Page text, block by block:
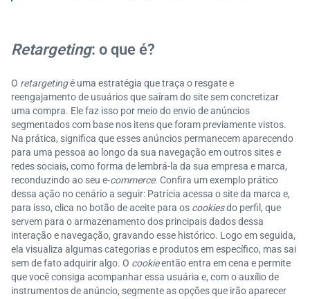
Retargeting: o que é?
O retargetingé uma estratégia que traça o resgate e
reengajamento de usuários que saíram do site sem concretizar
uma compra. Ele faz isso por meio do envio de anúncios
segmentados com base nos itens que foram previamente vistos.
Na prática, significa que esses anúncios permanecem aparecendo
para uma pessoa ao longo da sua navegação em outros sites e
redes sociais, como forma de lembrá-la da sua empresa e marca,
reconduzindo ao seu e-commerce. Confira um exemplo prático
dessa ação no cenário a seguir: Patrícia acessa o site da marca e,
para isso, clica no botão de aceite para os cookiesdo perfil, que
servem para o armazenamento dos principais dados dessa
interação e navegação, gravando esse histórico. Logo em seguida,
ela visualiza algumas categorias e produtos em específico, mas sai
sem de fato adquirir algo. O cookieentão entra em cena e permite
que você consiga acompanhar essa usuária e, com o auxílio de
instrumentos de anúncio, segmente as opções que irão aparecer